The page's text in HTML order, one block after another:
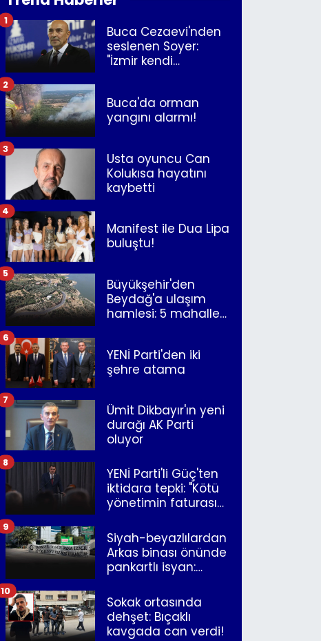
Buca Cezaevi'nden
seslenen Soyer:
"İzmir kendi
1
Buca'da orman
yangını alarmı!
2
Usta oyuncu Can
Kolukısa hayatını
kaybetti
3
Manifest ile Dua Lipa
buluştu!
4
Büyükşehir'den
Beydağ'a ulaşım
hamlesi: 5 mahalle
5
YENİ Parti'den iki
şehre atama
6
Ümit Dikbayır'ın yeni
durağı AK Parti
oluyor
7
YENİ Parti'li Güç'ten
iktidara tepki: "Kötü
yönetimin faturasını
8
Siyah-beyazlılardan
Arkas binası önünde
pankartlı isyan:
İzmir"
9
Sokak ortasında
dehşet: Bıçaklı
kavgada can verdi!
10